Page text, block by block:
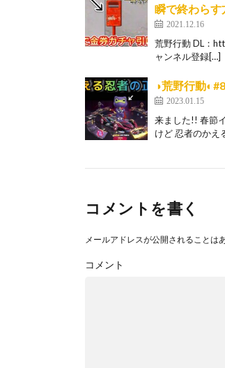
瞬で終わらす
2021.12.16
荒野行動 DL：
ャンネル登録[…]
◑荒野行動
2023.01.15
来ました!! 春節
けど 忍者のかえ
コメントを書く
メールアドレスが公開されることは
コメント